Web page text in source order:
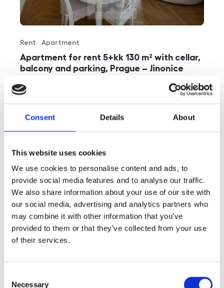
Consent Details About
This website uses cookies
We use cookies to personalise content and ads, to
provide social media features and to analyse our traffic.
We also share information about your use of our site with
our social media, advertising and analytics partners who
may combine it with other information that you’ve
provided to them or that they’ve collected from your use
of their services.
Necessary
Apartment for rent 5+kk 130 m² with cellar,
balcony and parking, Prague – Jinonice
Offer type
Rent
Property type
Apartment
rozměry
disposition
5+kk